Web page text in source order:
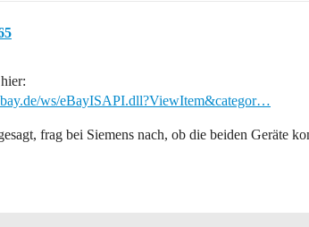
ws/eBayISAPI.dll?ViewItem&categor…
frag bei Siemens nach, ob die beiden Geräte